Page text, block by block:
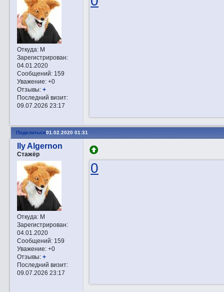
Откуда:М
Зарегистрирован:
04.01.2020
Сообщений:159
Уважение: +0
Отзывы: +
Последний визит:
09.07.2026 23:17
Поделиться01.02.2020 01:31
Ily Algernon
Стажёр
Откуда:М
Зарегистрирован:
04.01.2020
Сообщений:159
Уважение: +0
Отзывы: +
Последний визит:
09.07.2026 23:17
0